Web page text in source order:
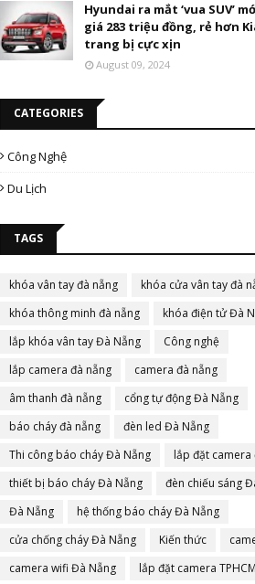
Hyundai ra mắt ‘vua SUV’
giá 283 triệu đồng, rẻ hơn
trang bị cực xịn
August 09, 2024
CATEGORIES
Công Nghệ
Du Lịch
TAGS
khóa vân tay đà nẵng
khóa cửa vân tay đà
khóa thông minh đà nẵng
khóa điện tử Đà
lắp khóa vân tay Đà Nẵng
Công nghệ
lắp camera đà nẵng
camera đà nẵng
âm thanh đà nẵng
cổng tự động Đà Nẵng
báo cháy đà nẵng
đèn led Đà Nẵng
Thi công báo cháy Đà Nẵng
lắp đặt camera
thiết bị báo cháy Đà Nẵng
đèn chiếu sáng
Đà Nẵng
hệ thống báo cháy Đà Nẵng
cửa chống cháy Đà Nẵng
Kiến thức
camera wifi Đà Nẵng
lắp đặt camera TPHCM